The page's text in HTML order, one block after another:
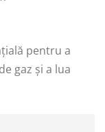
pentru a
gaz și a lua